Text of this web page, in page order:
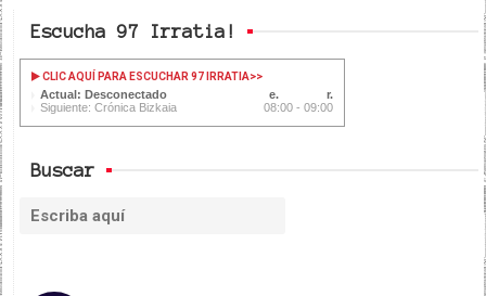
Escucha 97 Irratia!
CLIC AQUÍ PARA ESCUCHAR 97 IRRATIA>>
Actual: Desconectado
Siguiente: Crónica Bizkaia
08:00 - 09:00
Buscar